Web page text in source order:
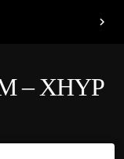
chevron_right
– XHYP